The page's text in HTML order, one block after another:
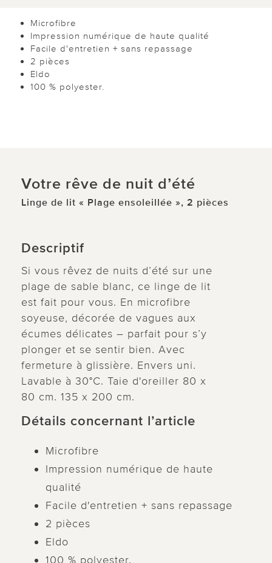
Microfibre
Impression numérique de haute qualité
Facile d'entretien + sans repassage
2 pièces
Eldo
100 % polyester.
Votre rêve de nuit d’été
Linge de lit « Plage ensoleillée », 2 pièces
Descriptif
Si vous rêvez de nuits d’été sur une
plage de sable blanc, ce linge de lit
est fait pour vous. En microfibre
soyeuse, décorée de vagues aux
écumes délicates – parfait pour s’y
plonger et se sentir bien. Avec
fermeture à glissière. Envers uni.
Lavable à 30°C. Taie d'oreiller 80 x
80 cm. 135 x 200 cm.
Détails concernant l’article
Microfibre
Impression numérique de haute
qualité
Facile d'entretien + sans repassage
2 pièces
Eldo
100 % polyester.